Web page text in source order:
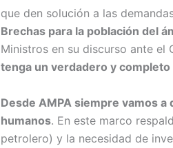
que den solución a las
Brechas para la población del
Ministros en su discurso ante el
tenga un verdadero y
Desde AMPA siempre vamos
humanos. En este marco
petrolero) y la necesidad de